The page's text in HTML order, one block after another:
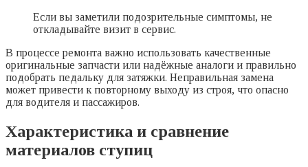
Если вы заметили подозрительные симптомы, не
откладывайте визит в сервис.
В процессе ремонта важно использовать качественные
оригинальные запчасти или надёжные аналоги и правильно
подобрать педальку для затяжки. Неправильная замена
может привести к повторному выходу из строя, что опасно
для водителя и пассажиров.
Характеристика и сравнение
материалов ступиц